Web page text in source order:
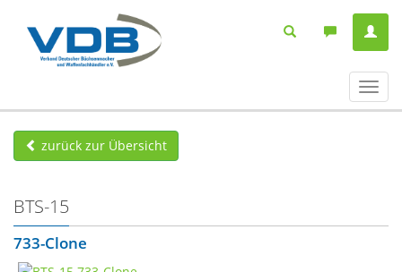
ein-/
zurück zur Übersicht
BTS-15
733-Clone